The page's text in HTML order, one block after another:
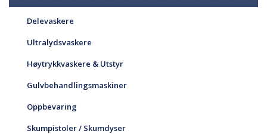
Delevaskere
Ultralydsvaskere
Høytrykkvaskere & Utstyr
Gulvbehandlingsmaskiner
Oppbevaring
Skumpistoler / Skumdyser